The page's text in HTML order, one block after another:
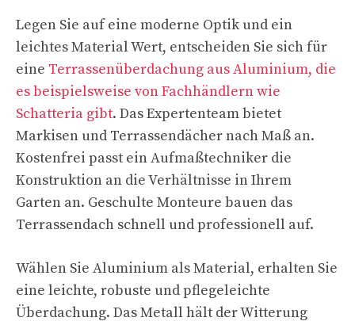
Legen Sie auf eine moderne Optik und ein
leichtes Material Wert, entscheiden Sie sich für
eine Terrassenüberdachung aus Aluminium, die
es beispielsweise von Fachhändlern wie
Schatteria gibt. Das Expertenteam bietet
Markisen und Terrassendächer nach Maß an.
Kostenfrei passt ein Aufmaßtechniker die
Konstruktion an die Verhältnisse in Ihrem
Garten an. Geschulte Monteure bauen das
Terrassendach schnell und professionell auf.
Wählen Sie Aluminium als Material, erhalten Sie
eine leichte, robuste und pflegeleichte
Überdachung. Das Metall hält der Witterung